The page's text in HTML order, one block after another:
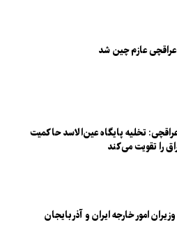
عازم چین شد
تخلیه پایگاه عین‌الاسد حاکمیت
را تقویت می‌کند
وزیران امور خارجه ایران و آذربایجان